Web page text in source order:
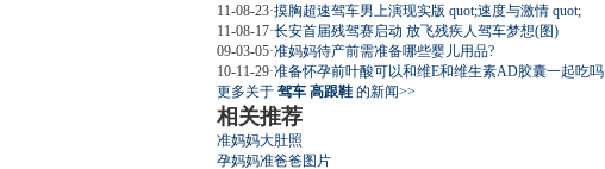
11-08-23·摸胸超速驾车男上演现实版 quot;速度与激情 quot;
11-08-17·长安首届残驾赛启动 放飞残疾人驾车梦想(图)
09-03-05·准妈妈待产前需准备哪些婴儿用品?
10-11-29·准备怀孕前叶酸可以和维E和维生素AD胶囊一起吃吗
更多关于 驾车 高跟鞋 的新闻>>
相关推荐
准妈妈大肚照
孕妈妈准爸爸图片